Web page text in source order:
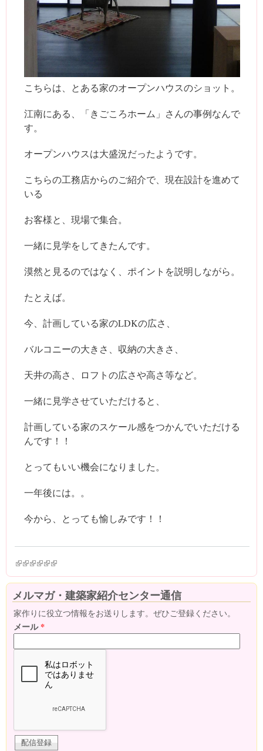
こちらは、とある家のオープンハウスのショット。
江南にある、「きごころホーム」さんの事例なんで
す。
オープンハウスは大盛況だったようです。
こちらの工務店からのご紹介で、現在設計を進めて
いる
お客様と、現場で集合。
一緒に見学をしてきたんです。
漠然と見るのではなく、ポイントを説明しながら。
たとえば。
今、計画している家のLDKの広さ、
バルコニーの大きさ、収納の大きさ、
天井の高さ、ロフトの広さや高さ等など。
一緒に見学させていただけると、
計画している家のスケール感をつかんでいただける
んです！！
とってもいい機会になりました。
一年後には。。
今から、とっても愉しみです！！
(link is external)
(link is external)
(link is external)
(link is external)
(link is external)
(link is external)
メルマガ・建築家紹介センター通信
家作りに役立つ情報をお送りします。ぜひご登録ください。
メール*